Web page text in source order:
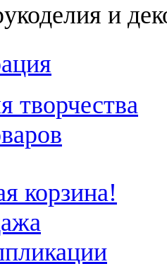
и
творчества
корзина!